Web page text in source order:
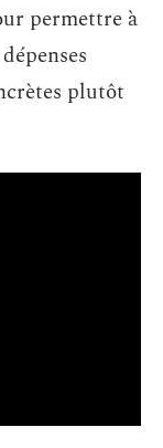
permettre à
plutôt